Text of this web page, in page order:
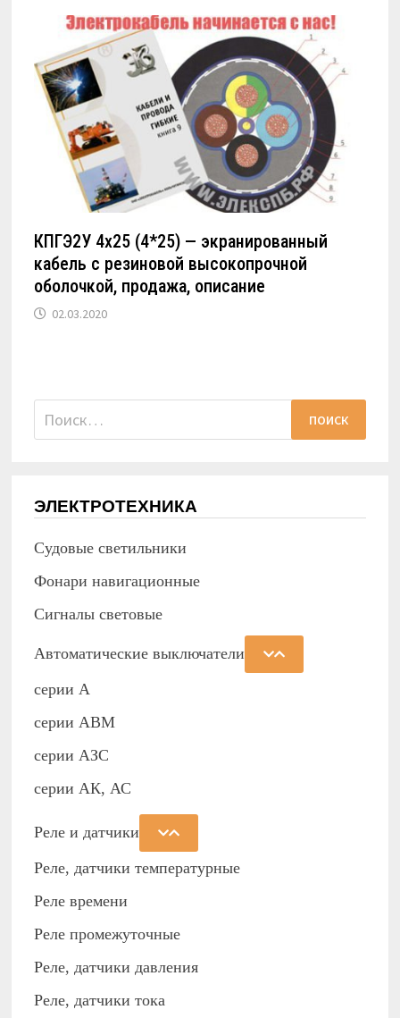
КПГЭ2У 4х25 (4*25) — экранированный
кабель с резиновой высокопрочной
оболочкой, продажа, описание
02.03.2020
Найти:
ЭЛЕКТРОТЕХНИКА
Судовые светильники
Фонари навигационные
Сигналы световые
Автоматические выключатели
серии А
серии АВМ
cерии АЗС
серии АК, АС
Реле и датчики
Реле, датчики температурные
Реле времени
Реле промежуточные
Реле, датчики давления
Реле, датчики тока